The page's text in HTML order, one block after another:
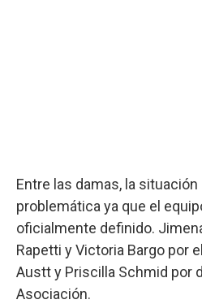
Entre las damas, la situación
problemática ya que el
oficialmente definido.
Rapetti y Victoria Bargo por
Austt y Priscilla Schmid por
Asociación.